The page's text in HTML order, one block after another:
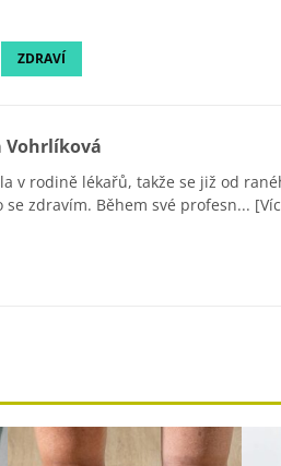
ZDRAVÍ
Vohrlíková
v rodině lékařů, takže se již od
se zdravím. Během své profesn...